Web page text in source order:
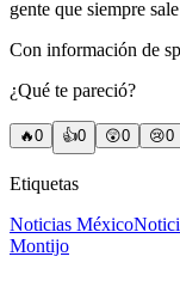
gente que siempre
Con información de
¿Qué te pareció?
🔥0 👍0 😲0 😢0
Etiquetas
Noticias México
Montijo